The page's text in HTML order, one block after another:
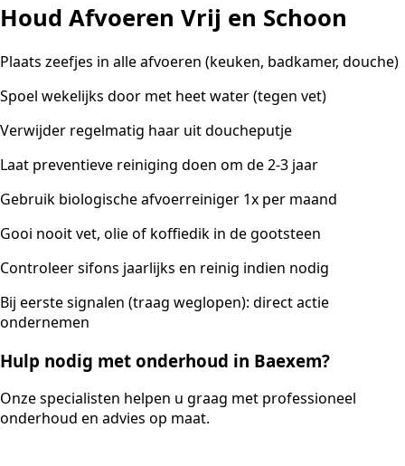
Houd Afvoeren Vrij en Schoon
Plaats zeefjes in alle afvoeren (keuken, badkamer, douche)
Spoel wekelijks door met heet water (tegen vet)
Verwijder regelmatig haar uit doucheputje
Laat preventieve reiniging doen om de 2-3 jaar
Gebruik biologische afvoerreiniger 1x per maand
Gooi nooit vet, olie of koffiedik in de gootsteen
Controleer sifons jaarlijks en reinig indien nodig
Bij eerste signalen (traag weglopen): direct actie
ondernemen
Hulp nodig met onderhoud in Baexem?
Onze specialisten helpen u graag met professioneel
onderhoud en advies op maat.